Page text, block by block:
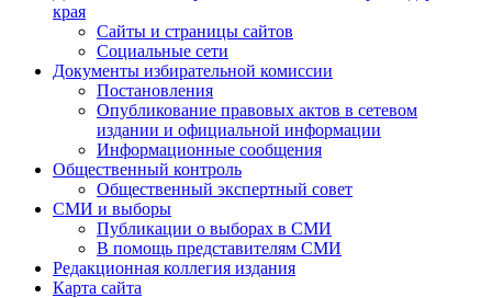
края
Сайты и страницы сайтов
Социальные сети
Документы избирательной комиссии
Постановления
Опубликование правовых актов в сетевом
издании и официальной информации
Информационные сообщения
Общественный контроль
Общественный экспертный совет
СМИ и выборы
Публикации о выборах в СМИ
В помощь представителям СМИ
Редакционная коллегия издания
Карта сайта